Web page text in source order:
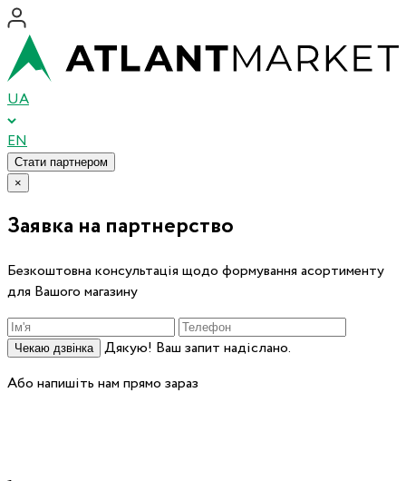
UA
EN
Стати партнером
×
Заявка на партнерство
Безкоштовна консультація щодо формування асортименту
для Вашого магазину
Чекаю дзвінка
Дякую! Ваш запит надіслано.
Або напишіть нам прямо зараз